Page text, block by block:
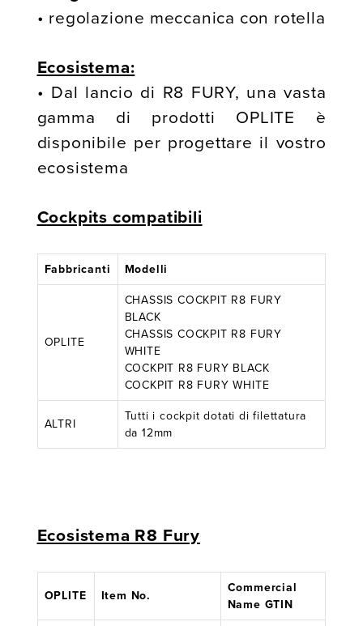
• regolazione meccanica con rotella
Ecosistema:
• Dal lancio di R8 FURY, una vasta
gamma di prodotti OPLITE è
disponibile per progettare il vostro
ecosistema
Cockpits compatibili
Fabbricanti Modelli
OPLITE
CHASSIS COCKPIT R8 FURY
BLACK
CHASSIS COCKPIT R8 FURY
WHITE
COCKPIT R8 FURY BLACK
COCKPIT R8 FURY WHITE
ALTRI
Tutti i cockpit dotati di filettatura
da 12mm
Ecosistema R8 Fury
OPLITE Item No.
Commercial
Name GTIN